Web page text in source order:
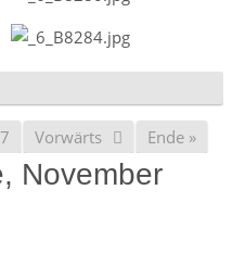
7 Vorwärts Ende »
November